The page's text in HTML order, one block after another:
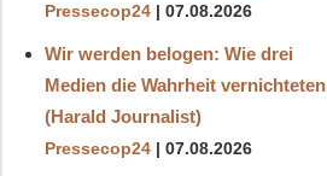
Pressecop24 07.08.2026
Wir werden belogen: Wie drei
Medien die Wahrheit vernichteten
(Harald Journalist)
Pressecop24 07.08.2026